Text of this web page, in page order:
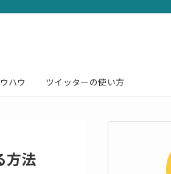
ハウ ツイッターの使い方
方法